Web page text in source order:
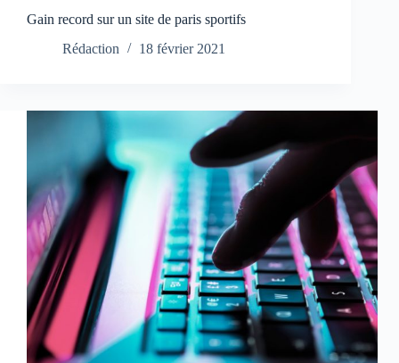
Gain record sur un site de paris sportifs
Rédaction
18 février 2021